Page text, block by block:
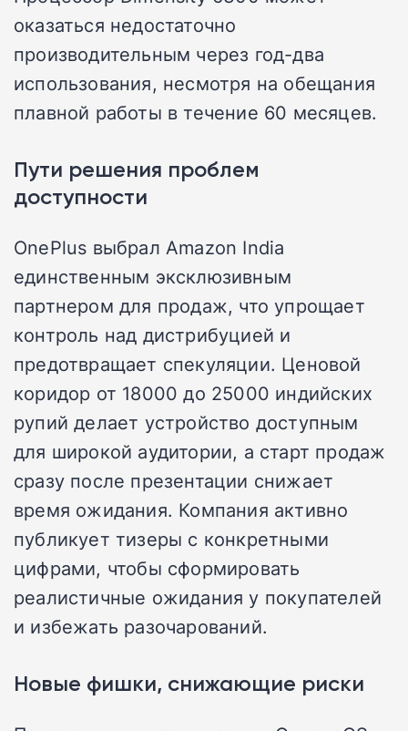
оказаться недостаточно
производительным через год-два
использования, несмотря на обещания
плавной работы в течение 60 месяцев.
Пути решения проблем
доступности
OnePlus выбрал Amazon India
единственным эксклюзивным
партнером для продаж, что упрощает
контроль над дистрибуцией и
предотвращает спекуляции. Ценовой
коридор от 18000 до 25000 индийских
рупий делает устройство доступным
для широкой аудитории, а старт продаж
сразу после презентации снижает
время ожидания. Компания активно
публикует тизеры с конкретными
цифрами, чтобы сформировать
реалистичные ожидания у покупателей
и избежать разочарований.
Новые фишки, снижающие риски